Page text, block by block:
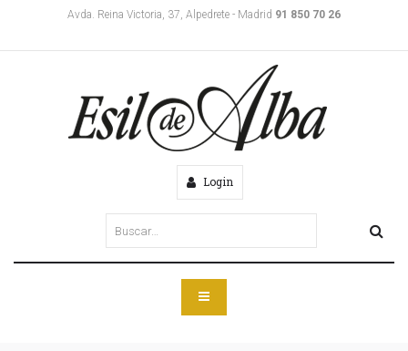
Avda. Reina Victoria, 37, Alpedrete - Madrid 91 850 70 26
Login